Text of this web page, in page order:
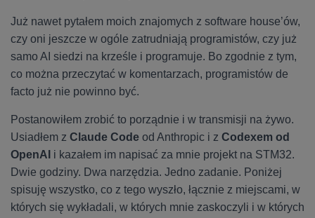
Już nawet pytałem moich znajomych z software house’ów,
czy oni jeszcze w ogóle zatrudniają programistów, czy już
samo AI siedzi na krześle i programuje. Bo zgodnie z tym,
co można przeczytać w komentarzach, programistów de
facto już nie powinno być.
Postanowiłem zrobić to porządnie i w transmisji na żywo.
Usiadłem z Claude Code od Anthropic i z Codexem od
OpenAI i kazałem im napisać za mnie projekt na STM32.
Dwie godziny. Dwa narzędzia. Jedno zadanie. Poniżej
spisuję wszystko, co z tego wyszło, łącznie z miejscami, w
których się wykładali, w których mnie zaskoczyli i w których